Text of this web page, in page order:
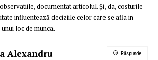
documentat articolul. Și, da, costurile
influentează deciziile celor care se afla in
loc de munca.
Alexandru Răspunde